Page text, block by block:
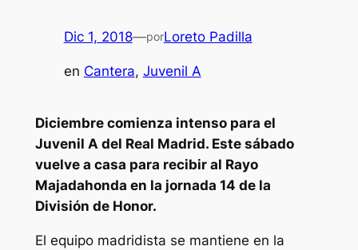
Dic 1, 2018—porLoreto Padilla
en Cantera, Juvenil A
Diciembre comienza intenso para el
Juvenil A del Real Madrid. Este sábado
vuelve a casa para recibir al Rayo
Majadahonda en la jornada 14 de la
División de Honor.
El equipo madridista se mantiene en la